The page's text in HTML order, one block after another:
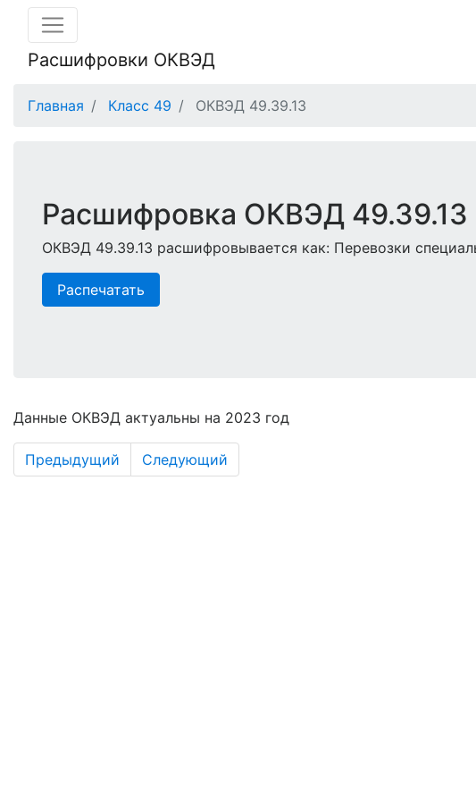
Расшифровки ОКВЭД
Главная Класс 49 ОКВЭД 49.39.13
Расшифровка ОКВЭД 49.39.13
ОКВЭД 49.39.13 расшифровывается как: Перевозки
Распечатать
Данные ОКВЭД актуальны на 2023 год
Предыдущий Следующий